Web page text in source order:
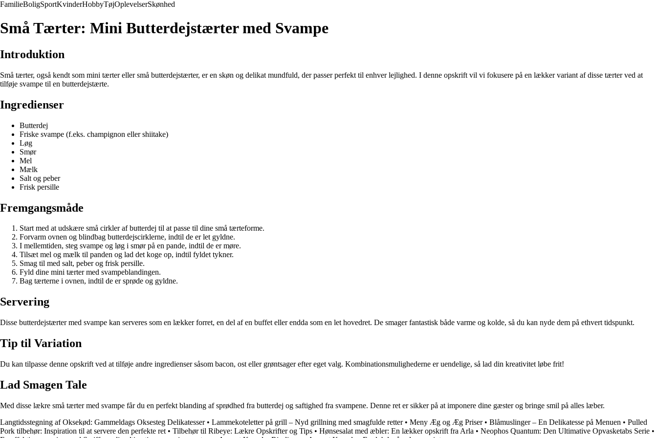
FamilieBoligSportKvinderHobbyTøjOplevelserSkønhed
Små Tærter: Mini Butterdejstærter med Svampe
Introduktion
Små tærter, også kendt som mini tærter eller små butterdejstærter, er en skøn og delikat mundfuld, der passer perfekt til enhver lejlighed. I denne opskrift vil vi fokusere på en lækker variant af disse tærter ved at
tilføje svampe til en butterdejstærte.
Ingredienser
Butterdej
Friske svampe (f.eks. champignon eller shiitake)
Løg
Smør
Mel
Mælk
Salt og peber
Frisk persille
Fremgangsmåde
Start med at udskære små cirkler af butterdej til at passe til dine små tærteforme.
Forvarm ovnen og blindbag butterdejscirklerne, indtil de er let gyldne.
I mellemtiden, steg svampe og løg i smør på en pande, indtil de er møre.
Tilsæt mel og mælk til panden og lad det koge op, indtil fyldet tykner.
Smag til med salt, peber og frisk persille.
Fyld dine mini tærter med svampeblandingen.
Bag tærterne i ovnen, indtil de er sprøde og gyldne.
Servering
Disse butterdejstærter med svampe kan serveres som en lækker forret, en del af en buffet eller endda som en let hovedret. De smager fantastisk både varme og kolde, så du kan nyde dem på ethvert tidspunkt.
Tip til Variation
Du kan tilpasse denne opskrift ved at tilføje andre ingredienser såsom bacon, ost eller grøntsager efter eget valg. Kombinationsmulighederne er uendelige, så lad din kreativitet løbe frit!
Lad Smagen Tale
Med disse lækre små tærter med svampe får du en perfekt blanding af sprødhed fra butterdej og saftighed fra svampene. Denne ret er sikker på at imponere dine gæster og bringe smil på alles læber.
Langtidsstegning af Oksekød: Gammeldags Oksesteg Delikatesser• Lammekoteletter på grill – Nyd grillning med smagfulde retter• Meny Æg og Æg Priser• Blåmuslinger – En Delikatesse på Menuen • Pulled
Pork tilbehør: Inspiration til at servere den perfekte ret • Tilbehør til Ribeye: Lækre Opskrifter og Tips • Hønsesalat med æbler: En lækker opskrift fra Arla • Neophos Quantum: Den Ultimative Opvasketabs Serie •